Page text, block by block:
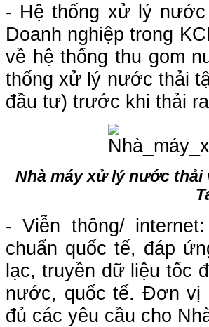
- Hệ thống xử lý
Doanh nghiệp trong
về hệ thống thu gom
thống xử lý nước thải
đầu tư) trước khi thải
Nhà máy xử lý nước thải
- Viễn thông/
chuẩn quốc tế, đáp
lạc, truyền dữ liệu tốc
nước, quốc tế. Đơn vị
đủ các yêu cầu cho